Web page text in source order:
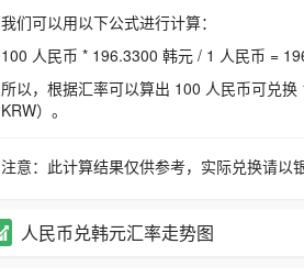
我们可以用以下公式进行计算：
100 人民币 * 196.3300 韩元 / 1 人民币 =
所以，根据汇率可以算出 100 人民币可兑
KRW）。
注意：此计算结果仅供参考，实际兑换请以
人民币兑韩元汇率走势图